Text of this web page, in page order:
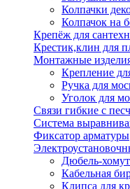
Колпачки
Колпачок на
Крепёж для
Крестик,клин для
Монтажные
Крепление
Ручка для
Уголок для
Связи гибкие с
Система
Фиксатор арматуры
Дюбель-хомут
Кабельная
Клипса для